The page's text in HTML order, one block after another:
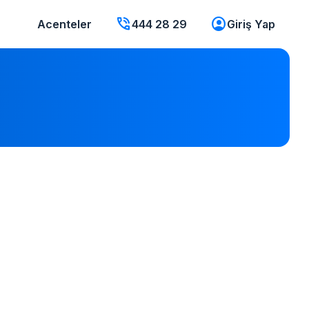
Acenteler phone_in_talk444 28 29 account_circleGiriş Yap